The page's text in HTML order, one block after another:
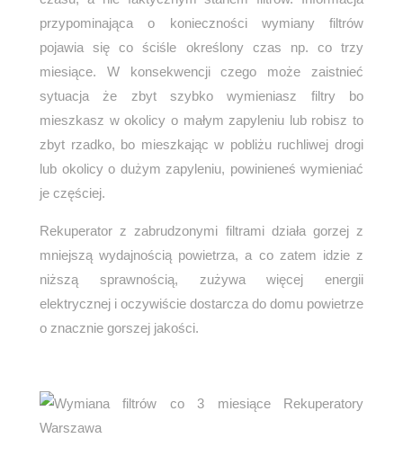
przypominająca o konieczności wymiany filtrów
pojawia się co ściśle określony czas np. co trzy
miesiące. W konsekwencji czego może zaistnieć
sytuacja że zbyt szybko wymieniasz filtry bo
mieszkasz w okolicy o małym zapyleniu lub robisz to
zbyt rzadko, bo mieszkając w pobliżu ruchliwej drogi
lub okolicy o dużym zapyleniu, powinieneś wymieniać
je częściej.
Rekuperator z zabrudzonymi filtrami działa gorzej z
mniejszą wydajnością powietrza, a co zatem idzie z
niższą sprawnością, zużywa więcej energii
elektrycznej i oczywiście dostarcza do domu powietrze
o znacznie gorszej jakości.